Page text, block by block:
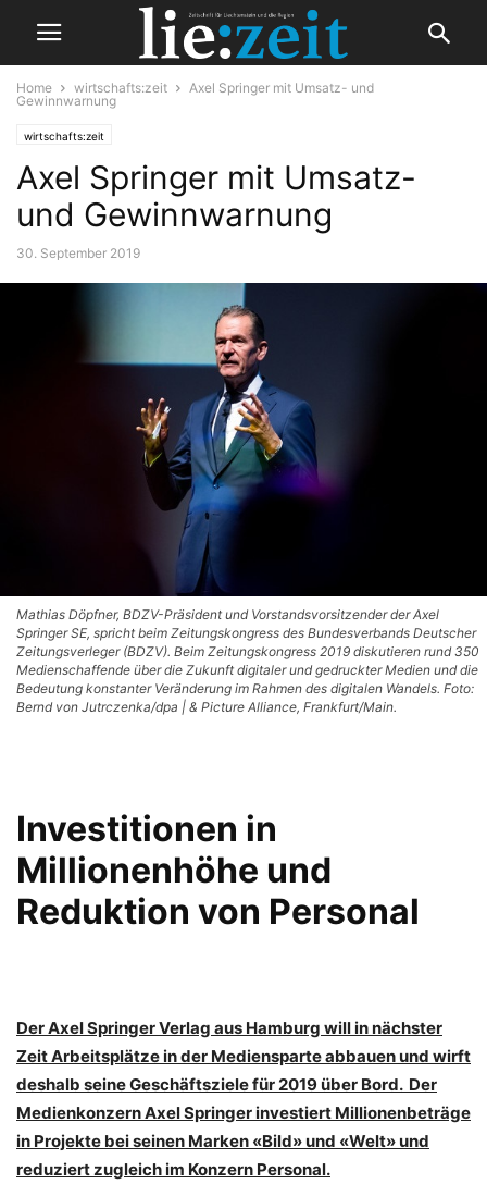
Home wirtschafts:zeit
Axel Springer mit Umsatz- und
Gewinnwarnung
wirtschafts:zeit
Axel Springer mit Umsatz-
und Gewinnwarnung
30. September 2019
Mathias Döpfner, BDZV-Präsident und Vorstandsvorsitzender der Axel
Springer SE, spricht beim Zeitungskongress des Bundesverbands Deutscher
Zeitungsverleger (BDZV). Beim Zeitungskongress 2019 diskutieren rund 350
Medienschaffende über die Zukunft digitaler und gedruckter Medien und die
Bedeutung konstanter Veränderung im Rahmen des digitalen Wandels. Foto:
Bernd von Jutrczenka/dpa | & Picture Alliance, Frankfurt/Main.
Investitionen in
Millionenhöhe und
Reduktion von Personal
Der Axel Springer Verlag aus Hamburg will in nächster
Zeit Arbeitsplätze in der Mediensparte abbauen und wirft
deshalb seine Geschäftsziele für 2019 über Bord. Der
Medienkonzern Axel Springer investiert Millionenbeträge
in Projekte bei seinen Marken «Bild» und «Welt» und
reduziert zugleich im Konzern Personal.